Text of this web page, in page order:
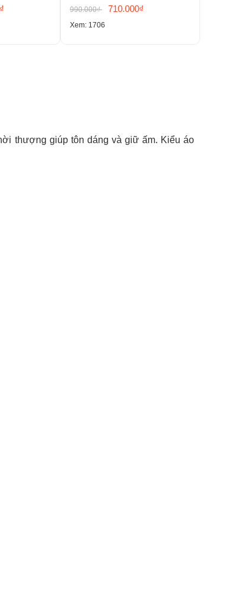
990.000₫ 710.000₫
Xem: 1706
thượng giúp tôn dáng và giữ ấm. Kiểu áo